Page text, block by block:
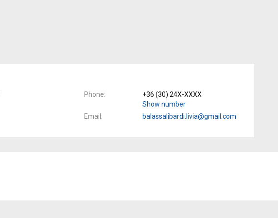
Phone
+36 (30) 24X-XXXX
Show number
Email
balassalibardi.livia@gmail.com